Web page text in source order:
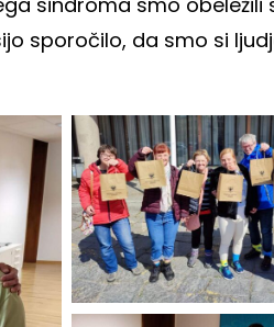
sporočilo, da smo si